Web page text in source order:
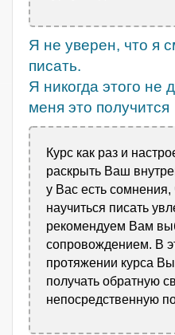
Я не уверен, что я
писать.
Я никогда этого не
меня это получится
Курс как раз и
раскрыть Ваш
у Вас есть
научиться писать
рекомендуем Вам
сопровождением. В
протяжении курса
получать обратную
непосредственную